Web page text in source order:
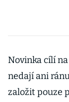
Novinka cílí
nedají ani
založit pouze